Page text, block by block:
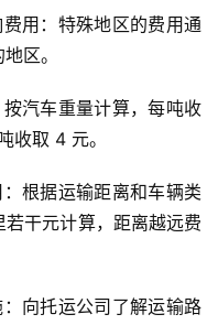
用：特殊地区的费用通
区。
汽车重量计算，每吨收
收取 4 元。
根据运输距离和车辆类
干元计算，距离越远费
向托运公司了解运输路